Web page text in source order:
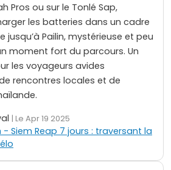
Pros ou sur le Tonlé Sap,
les batteries dans un cadre
jusqu’à Pailin, mystérieuse et peu
moment fort du parcours. Un
les voyageurs avides
rencontres locales et de
| Le Apr 19 2025
- Siem Reap 7 jours : traversant la